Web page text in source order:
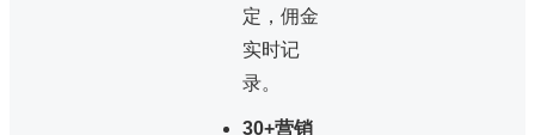
定，佣金
实时记
录。
30+营销